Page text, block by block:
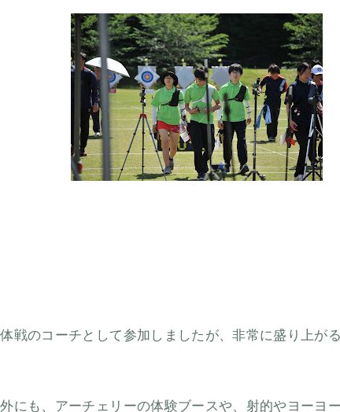
戦のコーチとして参加しましたが、非常に盛り上が
にも、アーチェリーの体験ブースや、射的やヨーヨ